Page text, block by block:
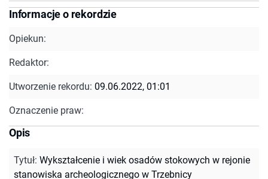
Informacje o rekordzie
Opiekun:
Redaktor:
Utworzenie rekordu: 09.06.2022, 01:01
Oznaczenie praw:
Opis
Tytuł: Wykształcenie i wiek osadów stokowych w rejonie
stanowiska archeologicznego w Trzebnicy